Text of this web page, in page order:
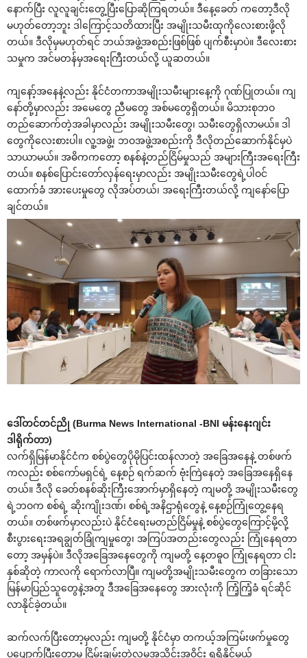
နောက်ပြီး လူလူချင်းတွေ့ပြီးပြောဆိုကြရတယ်။ ဒီနေ့ခေတ် ကတော့ဒီလို
မဟုတ်တော့ဘူး ဒါကြောင့်သတိထားပြီး အမျိုးသမီးထုကိုလေးစားဖို့လို
တယ်။ ဒီလိုမှမဟုတ်ရင် ဘယ်အဖွဲ့အစည်းဖြစ်ဖြစ် ပျက်စီးမှာပဲ။ ဒီလေးစား
သမှုက အင်မတန်မှအရေးကြီးတယ်လို့ ယူဆတယ်။
ကျနော့်အနေနဲ့လည်း နိုင်ငံတကာအမျိုးသမီးများနေ့ကို ဂုဏ်ပြုတယ်။ ကျ
နော်တို့မှာလည်း အမေတွေ ညီမတွေ အစ်မတွေရှိတယ်။ မိသားစုဘဝ
တည်ဆောက်တဲ့အခါမှာလည်း အမျိုးသမီးတွေ၊ သမီးတွေရှိလာမယ်။ ဒါ
တွေကိုလေးစားပါ။ လူ့အဖွဲ့၊ ဘဝအဖွဲ့အစည်းကို ဒီလိုတည်ဆောက်နိုင်မှပဲ
သာယာမယ်။ အဓိကကတော့ စနစ်နဲ့တည်ငြိမ်မှုသည် အများကြီးအရေးကြီး
တယ်။ စနစ်ပြောင်းတော်လှန်ရေးမှာလည်း အမျိုးသမီးတွေရဲ့ပါဝင်
ထောက်ခံ အားပေးမှုတွေ လိုအပ်တယ်၊ အရေးကြီးတယ်လို့ ကျနော်ပြော
ချင်တယ်။
ဒေါ်တင်တင်ညို (Burma News International -BNI မန်းနေးဂျင်း
ဒါရိုက်တာ)
လက်ရှိမြန်မာနိုင်ငံက စစ်ပွဲတွေပိုမိုပြင်းထန်လာတဲ့ အခြေအနေနဲ့ တစ်ဖက်
ကလည်း စစ်ကော်မရှင်ရဲ့ နေ့စဉ် ရက်ဆက် ဗုံးကြဲနေတဲ့ အခြေအနေရှိနေ
တယ်။ ဒီလို ခေတ်စနစ်ဆိုးကြီးအောက်မှာရှိနေတဲ့ ကျမတို့ အမျိုးသမီးတွေ
ရဲ့ဘဝက စစ်ရဲ့ ဆိုးကျိုးဒဏ်၊ စစ်ရဲ့အနိဌာရုံတွေနဲ့ နေ့စဉ်ကြုံတွေ့နေရ
တယ်။ တစ်ဖက်မှာလည်းပဲ နိုင်ငံရေးမတည်ငြိမ်မှုနဲ့ စစ်ပွဲတွေကြောင့်မို့လို့
စီးပွားရေးအရချွတ်ခြုံကျမှုတွေ၊ အကြပ်အတည်းတွေလည်း ကြုံနေရတာ
တော့ အမှန်ပဲ။ ဒီလိုအခြေအနေတွေကို ကျမတို့ နေ့တဓူဝ ကြုံနေရတာ ငါး
နှစ်ဆိုတဲ့ ကာလကို ရောက်လာပြီ။ ကျမတို့အမျိုးသမီးတွေက တခြားသော
မြန်မာပြည်သူတွေနဲ့အတူ ဒီအခြေအနေတွေ အားလုံးကို ကြံ့ကြံ့ခံ ရင်ဆိုင်
လာနိုင်ခဲ့တယ်။
ဆက်လက်ပြီးတော့မှလည်း ကျမတို့ နိုင်ငံမှာ တကယ့်အကြမ်းဖက်မှုတွေ
ပပျောက်ပြီးတော့မှ ငြိမ်းချမ်းတဲ့လူမှုအသိုင်းအဝိုင်း ရရှိနိုင်မယ့်